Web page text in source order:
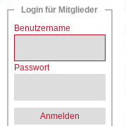
Login für Mitglieder
Benutzername
Passwort
Anmelden